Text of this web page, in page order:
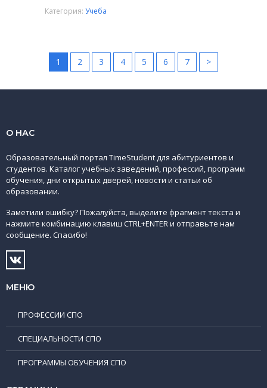
Категория: Учеба
1 2 3 4 5 6 7 >
О НАС
Образовательный портал TimeStudent для абитуриентов и
студентов. Каталог учебных заведений, профессий, программ
обучения, дни открытых дверей, новости и статьи об
образовании.
Заметили ошибку? Пожалуйста, выделите фрагмент текста и
нажмите комбинацию клавиш CTRL+ENTER и отправьте нам
сообщение. Спасибо!
МЕНЮ
ПРОФЕССИИ СПО
СПЕЦИАЛЬНОСТИ СПО
ПРОГРАММЫ ОБУЧЕНИЯ СПО